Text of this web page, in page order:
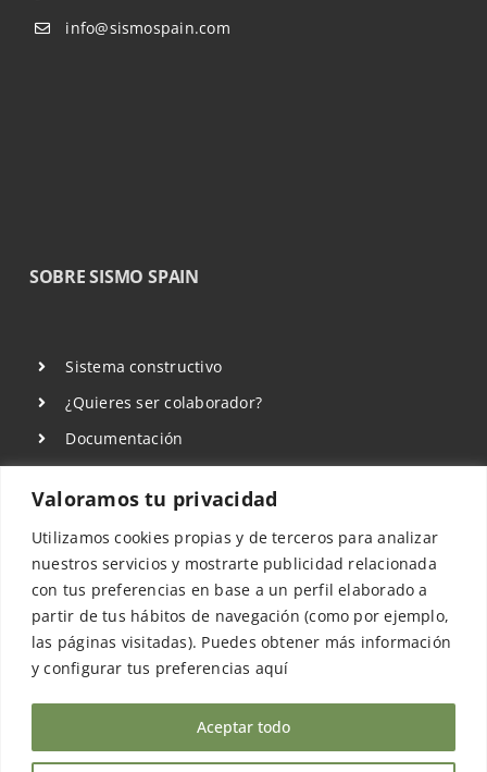
Valoramos tu privacidad
Utilizamos cookies propias y de terceros para analizar
nuestros servicios y mostrarte publicidad relacionada
con tus preferencias en base a un perfil elaborado a
partir de tus hábitos de navegación (como por ejemplo,
las páginas visitadas). Puedes obtener más información
y configurar tus preferencias aquí
Aceptar todo
SOBRE SISMO SPAIN
Sistema constructivo
¿Quieres ser colaborador?
Documentación
Aviso Legal
Política de privacidad
Política de Cookies
info@sismospain.com
©COPYRIGHT 2022 - 2026 | Sismo Building
Technology Spain